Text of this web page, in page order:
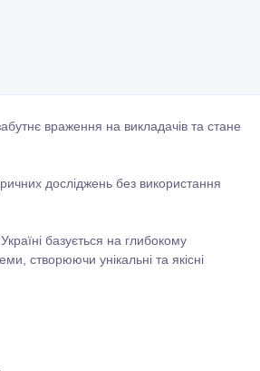
враження на викладачів та стане
досліджень без використання
базується на глибокому
створюючи унікальні та якісні